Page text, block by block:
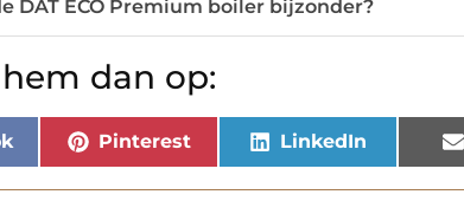
DAT ECO Premium boiler bijzonder?
dan op:
Pinterest LinkedIn